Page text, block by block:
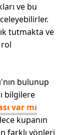
ve bu
tutmakta ve
bulunup
bilgilere
var mı
kupanın
farklı yönleri